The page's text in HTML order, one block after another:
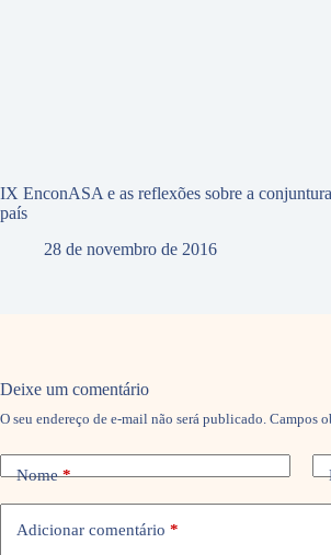
IX EnconASA e as reflexões sobre a
país
28 de novembro de 2016
Deixe um comentário
O seu endereço de e-mail não será publicado. Campos
Nome*
Adicionar comentário *